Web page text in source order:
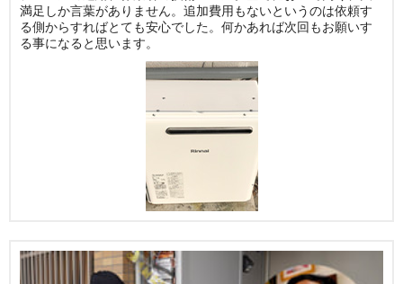
満足しか言葉がありません。追加費用もないというのは依頼す
る側からすればとても安心でした。何かあれば次回もお願いす
る事になると思います。